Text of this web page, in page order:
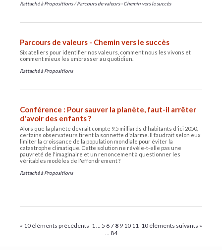
Rattaché à Propositions /Parcours de valeurs - Chemin vers le succès
Parcours de valeurs - Chemin vers le succès
Six ateliers pour identifier nos valeurs, comment nous les vivons et
comment mieux les embrasser au quotidien.
Rattaché à Propositions
Conférence : Pour sauver la planète, faut-il arrêter
d'avoir des enfants ?
Alors que la planète devrait compte 9.5 milliards d'habitants d'ici 2050,
certains observateurs tirent la sonnette d'alarme. Il faudrait selon eux
limiter la croissance de la population mondiale pour éviter la
catastrophe climatique. Cette solution ne révèle-t-elle pas une
pauvreté de l'imaginaire et un renoncement à questionner les
véritables modèles de l'effondrement ?
Rattaché à Propositions
« 10 éléments précédents 10 éléments suivants »
1... 5 67 8 9 10 11
... 84